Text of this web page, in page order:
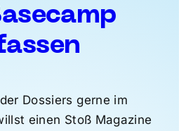
Dossiers gerne im
einen Stoß Magazine